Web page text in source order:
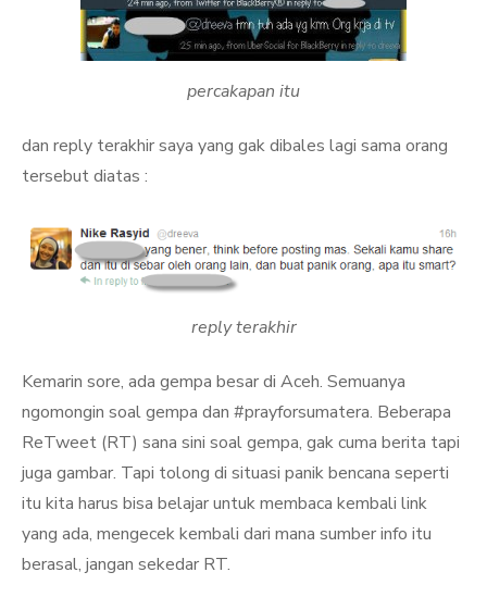
percakapan itu
dan reply terakhir saya yang gak dibales lagi sama orang
tersebut diatas :
reply terakhir
Kemarin sore, ada gempa besar di Aceh. Semuanya
ngomongin soal gempa dan #prayforsumatera. Beberapa
ReTweet (RT) sana sini soal gempa, gak cuma berita tapi
juga gambar. Tapi tolong di situasi panik bencana seperti
itu kita harus bisa belajar untuk membaca kembali link
yang ada, mengecek kembali dari mana sumber info itu
berasal, jangan sekedar RT.